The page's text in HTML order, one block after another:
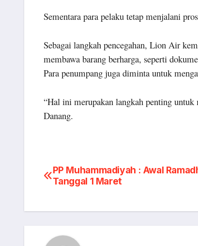
Sementara para pelaku tetap menjalani
Sebagai langkah pencegahan, Lion Air
membawa barang berharga, seperti
Para penumpang juga diminta untuk
“Hal ini merupakan langkah penting untuk
Danang.
Post
PP Muhammadiyah : Awal
Tanggal 1 Maret